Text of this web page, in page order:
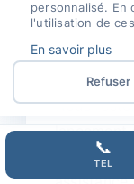
primordial.
Nous
lancement
des 📞
TEL
personnalisé. En
l'utilisation de
En savoir plus
Refuser